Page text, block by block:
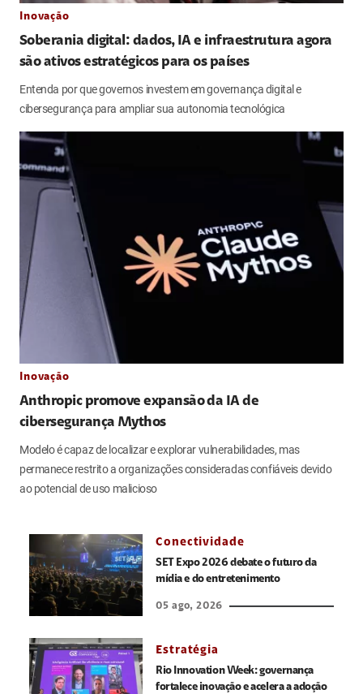
Inovação
Soberania digital: dados, IA e infraestrutura agora
são ativos estratégicos para os países
Entenda por que governos investem em governança digital e
cibersegurança para ampliar sua autonomia tecnológica
Inovação
Anthropic promove expansão da IA de
cibersegurança Mythos
Modelo é capaz de localizar e explorar vulnerabilidades, mas
permanece restrito a organizações consideradas confiáveis devido
ao potencial de uso malicioso
Conectividade
SET Expo 2026 debate o futuro da
mídia e do entretenimento
05 ago, 2026
Estratégia
Rio Innovation Week: governança
fortalece inovação e acelera a adoção